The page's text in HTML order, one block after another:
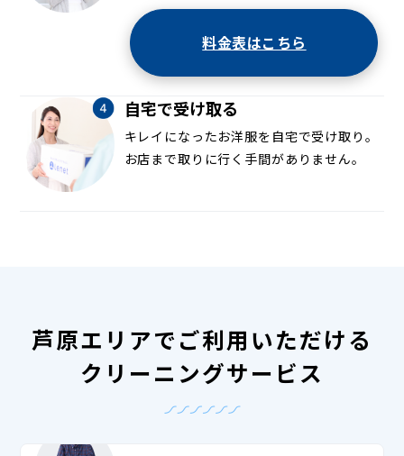
料金表はこちら
自宅で受け取る
キレイになったお洋服を自宅で受け取り。
お店まで取りに行く手間がありません。
芦原エリアでご利用いただける
クリーニングサービス